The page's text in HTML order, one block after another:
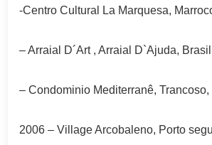
-Centro Cultural La Marquesa,
– Arraial D´Art , Arraial D`Ajuda, Brasil
– Condominio Mediterranê, Trancoso,
2006 – Village Arcobaleno, Porto